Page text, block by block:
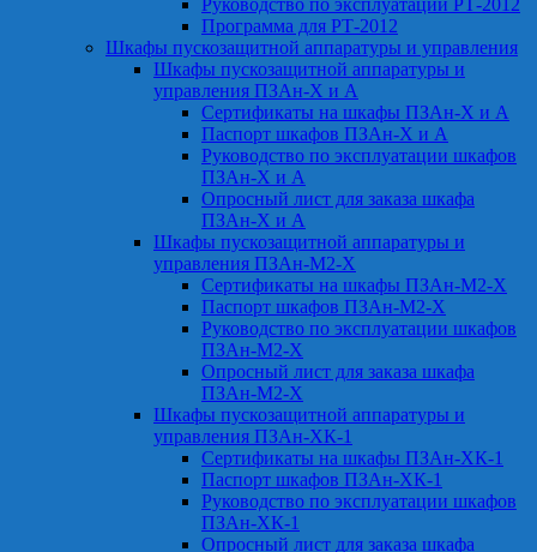
Руководство по эксплуатации РТ-2012
Программа для РТ-2012
Шкафы пускозащитной аппаратуры и управления
Шкафы пускозащитной аппаратуры и
управления ПЗАн-Х и А
Сертификаты на шкафы ПЗАн-Х и А
Паспорт шкафов ПЗАн-Х и А
Руководство по эксплуатации шкафов
ПЗАн-Х и А
Опросный лист для заказа шкафа
ПЗАн-Х и А
Шкафы пускозащитной аппаратуры и
управления ПЗАн-М2-Х
Сертификаты на шкафы ПЗАн-М2-Х
Паспорт шкафов ПЗАн-М2-Х
Руководство по эксплуатации шкафов
ПЗАн-М2-Х
Опросный лист для заказа шкафа
ПЗАн-М2-Х
Шкафы пускозащитной аппаратуры и
управления ПЗАн-ХК-1
Сертификаты на шкафы ПЗАн-ХК-1
Паспорт шкафов ПЗАн-ХК-1
Руководство по эксплуатации шкафов
ПЗАн-ХК-1
Опросный лист для заказа шкафа